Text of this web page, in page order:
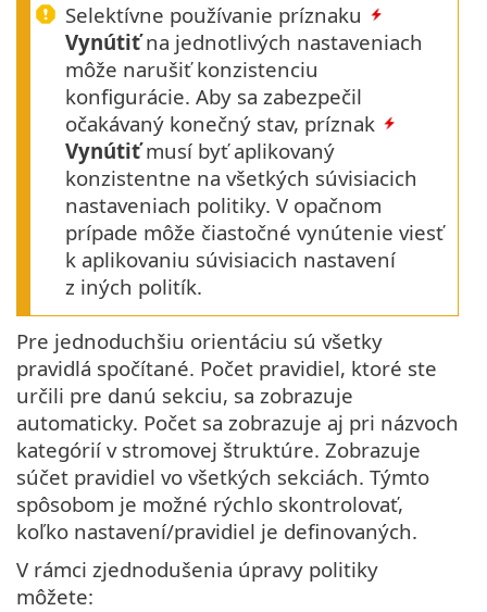
Selektívne používanie príznaku
Vynútiťna jednotlivých nastaveniach
môže narušiť konzistenciu
konfigurácie. Aby sa zabezpečil
očakávaný konečný stav, príznak
Vynútiťmusí byť aplikovaný
konzistentne na všetkých súvisiacich
nastaveniach politiky. V opačnom
prípade môže čiastočné vynútenie viesť
k aplikovaniu súvisiacich nastavení
z iných politík.
Pre jednoduchšiu orientáciu sú všetky
pravidlá spočítané. Počet pravidiel, ktoré ste
určili pre danú sekciu, sa zobrazuje
automaticky. Počet sa zobrazuje aj pri názvoch
kategórií v stromovej štruktúre. Zobrazuje
súčet pravidiel vo všetkých sekciách. Týmto
spôsobom je možné rýchlo skontrolovať,
koľko nastavení/pravidiel je definovaných.
V rámci zjednodušenia úpravy politiky
môžete: